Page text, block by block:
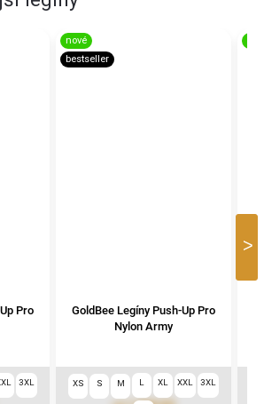
Pro
3XL
nové
bestseller
GoldBee Legíny Push-Up Pro
Nylon Army
XS S M L XL XXL 3XL